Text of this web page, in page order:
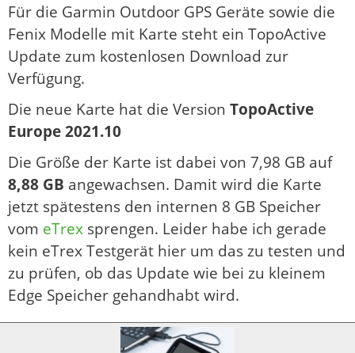
Für die Garmin Outdoor GPS Geräte sowie die
Fenix Modelle mit Karte steht ein TopoActive
Update zum kostenlosen Download zur
Verfügung.
Die neue Karte hat die Version TopoActive
Europe 2021.10
Die Größe der Karte ist dabei von 7,98 GB auf
8,88 GB angewachsen. Damit wird die Karte
jetzt spätestens den internen 8 GB Speicher
vom eTrex sprengen. Leider habe ich gerade
kein eTrex Testgerät hier um das zu testen und
zu prüfen, ob das Update wie bei zu kleinem
Edge Speicher gehandhabt wird.